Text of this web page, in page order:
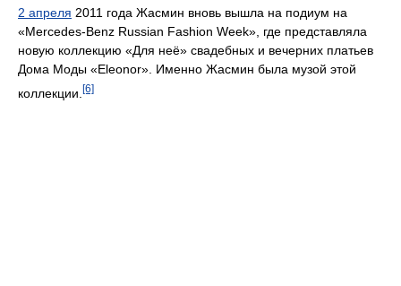
2 апреля 2011 года Жасмин вновь вышла на подиум на
«Mercedes-Benz Russian Fashion Week», где представляла
новую коллекцию «Для неё» свадебных и вечерних платьев
Дома Моды «Eleonor». Именно Жасмин была музой этой
коллекции. [6]